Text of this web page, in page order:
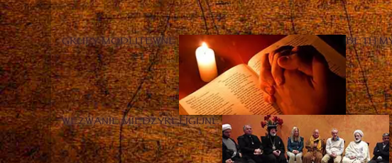
GRUPY MODLITEWNE BETH
WEZWANIE MIĘDZYRELIGIJNE